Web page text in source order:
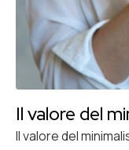
Il valore del
Il valore del